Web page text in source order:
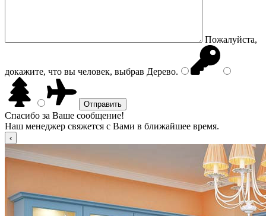
Пожалуйста,
докажите, что вы человек, выбрав Дерево.
Спасибо за Ваше сообщение!
Наш менеджер свяжется с Вами в ближайшее время.